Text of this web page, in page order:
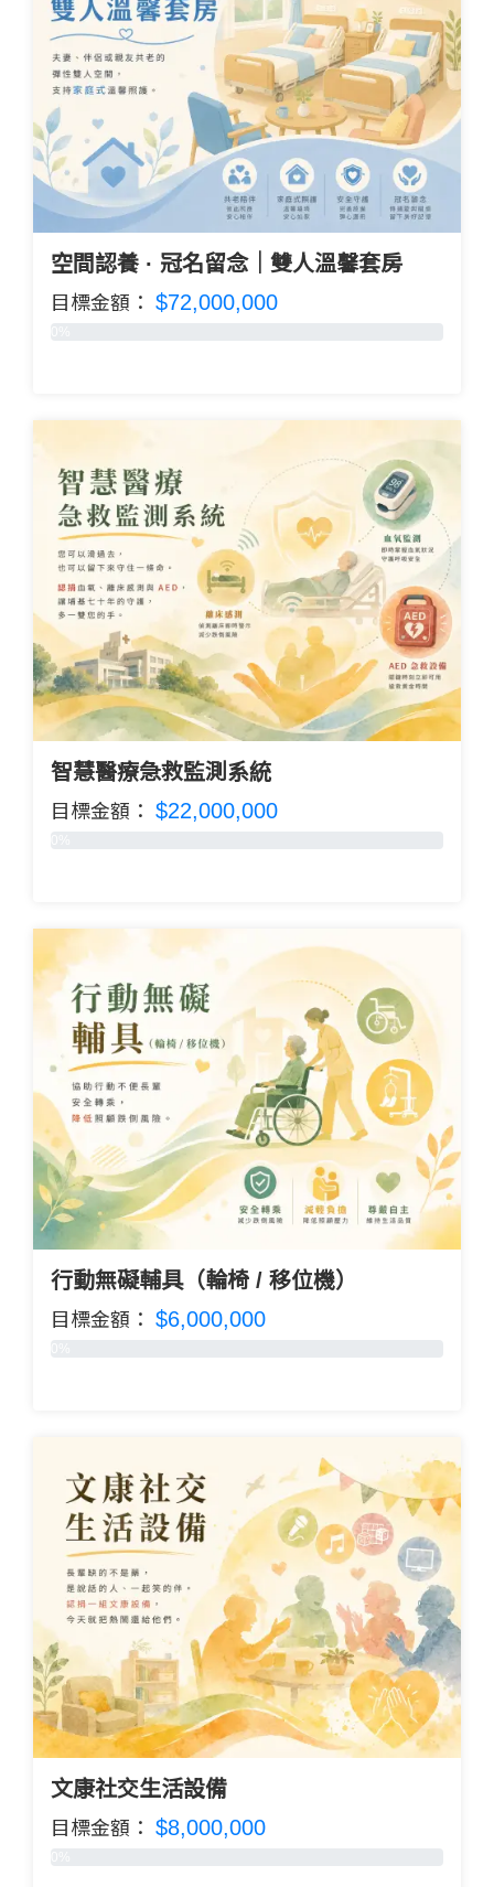
空間認養 · 冠名留念｜雙人溫馨套房
目標金額： $72,000,000
智慧醫療急救監測系統
目標金額： $22,000,000
行動無礙輔具（輪椅 / 移位機）
目標金額： $6,000,000
文康社交生活設備
目標金額： $8,000,000